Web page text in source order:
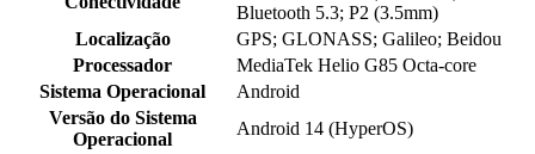
Bluetooth 5.3; P2 (3.5mm)
Localização
GPS; GLONASS; Galileo; Beidou
Processador
MediaTek Helio G85 Octa-core
Sistema Operacional
Android
Versão do Sistema
Operacional
Android 14 (HyperOS)